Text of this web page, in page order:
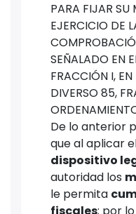
PARA FIJAR SU
EJERCICIO DE
SEÑALADO EN
FRACCIÓN I,
DIVERSO 85,
De lo anterior
que al aplicar
dispositivo
autoridad los
le permita